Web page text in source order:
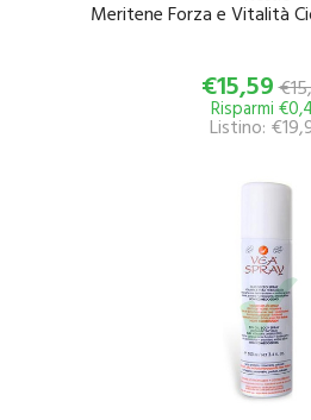
Meritene Forza e Vitalità
€15,59
Risparmi
Listino: